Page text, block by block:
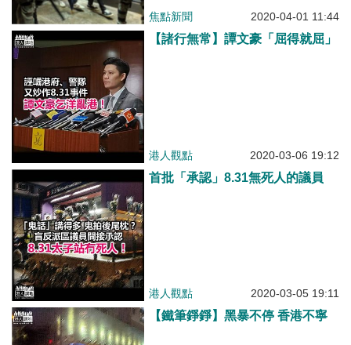
焦點新聞 2020-04-01 11:44
【諸行無常】譚文豪「屈得就屈」
港人觀點 2020-03-06 19:12
首批「承認」8.31無死人的議員
港人觀點 2020-03-05 19:11
【鐵筆錚錚】黑暴不停 香港不寧